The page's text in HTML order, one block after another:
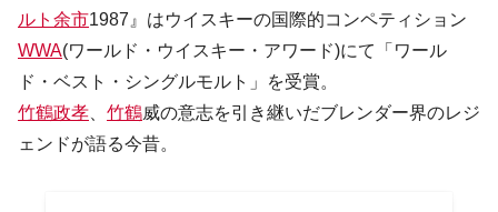
ルト余市1987』はウイスキーの国際的コンペティション
WWA(ワールド・ウイスキー・アワード)にて「ワール
ド・ベスト・シングルモルト」を受賞。
竹鶴政孝
竹鶴威の意志を引き継いだブレンダー界のレジ
ェンドが語る今昔。